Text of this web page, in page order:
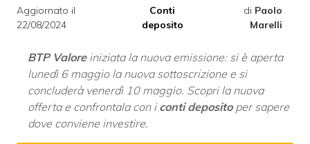
Aggiornato il
22/08/2024
Conti
deposito
di Paolo
Marelli
BTP Valoreiniziata la nuova emissione: si è aperta
lunedì 6 maggio la nuova sottoscrizione e si
concluderà venerdì 10 maggio. Scopri la nuova
offerta e confrontala con i conti depositoper sapere
dove conviene investire.